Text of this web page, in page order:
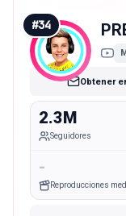
#34
Obtener
2.3M
Seguidores
-
Reproducciones